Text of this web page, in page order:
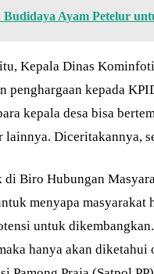
Budidaya Ayam Petelur
Kepala Dinas
penghargaan kepada
kepala desa bisa
lainnya. Diceritakannya,
di Biro Hubungan
menyapa masyarakat
untuk
hanya akan diketahui